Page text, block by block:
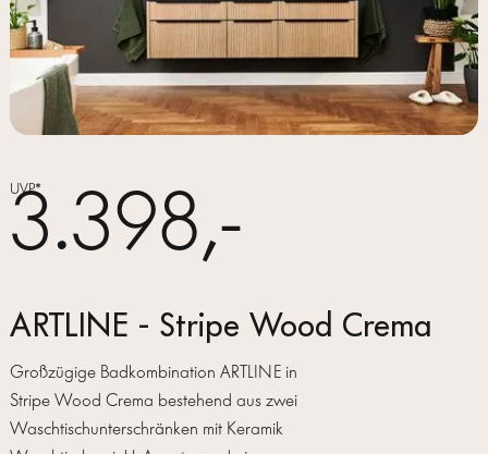
UVP*
3.398,-
ARTLINE - Stripe Wood Crema
Großzügige Badkombination ARTLINE in
Stripe Wood Crema bestehend aus zwei
Waschtischunterschränken mit Keramik